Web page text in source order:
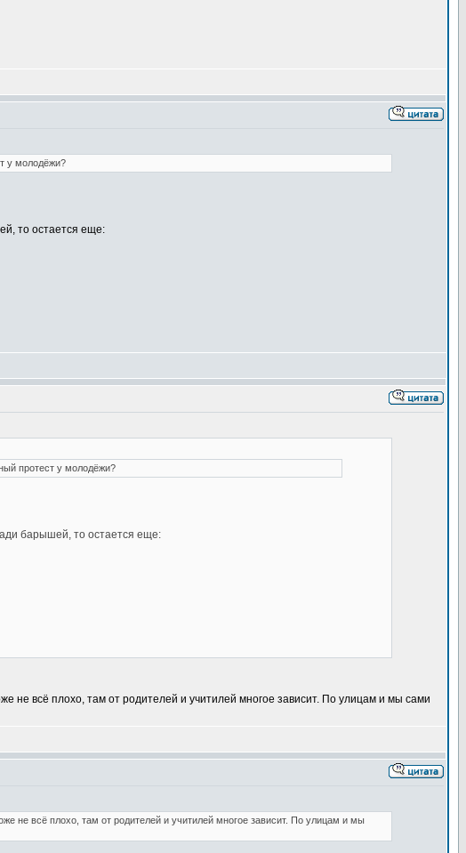
у молодёжи?
то остается еще:
протест у молодёжи?
барышей, то остается еще:
не всё плохо, там от родителей и учитилей многое зависит. По улицам и мы сами
не всё плохо, там от родителей и учитилей многое зависит. По улицам и мы